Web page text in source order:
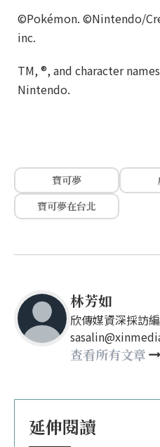
©Pokémon. ©Nintendo/
inc.
TM, ®, and character
Nintendo.
寶可夢
寶可夢在台北
林芳如
欣傳媒資深採訪
查看所有文章
延伸閱讀